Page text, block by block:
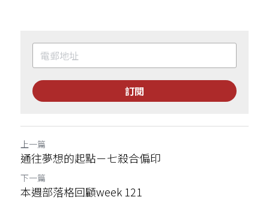
訂閱
上一篇
通往夢想的起點－七殺合偏印
下一篇
本週部落格回顧week 121